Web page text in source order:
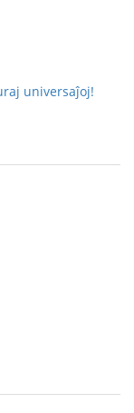
universaĵoj!